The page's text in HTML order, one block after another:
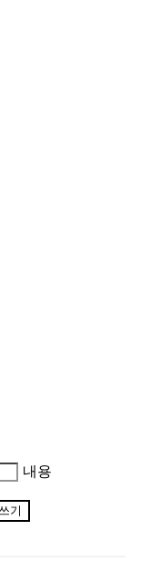
내용
기